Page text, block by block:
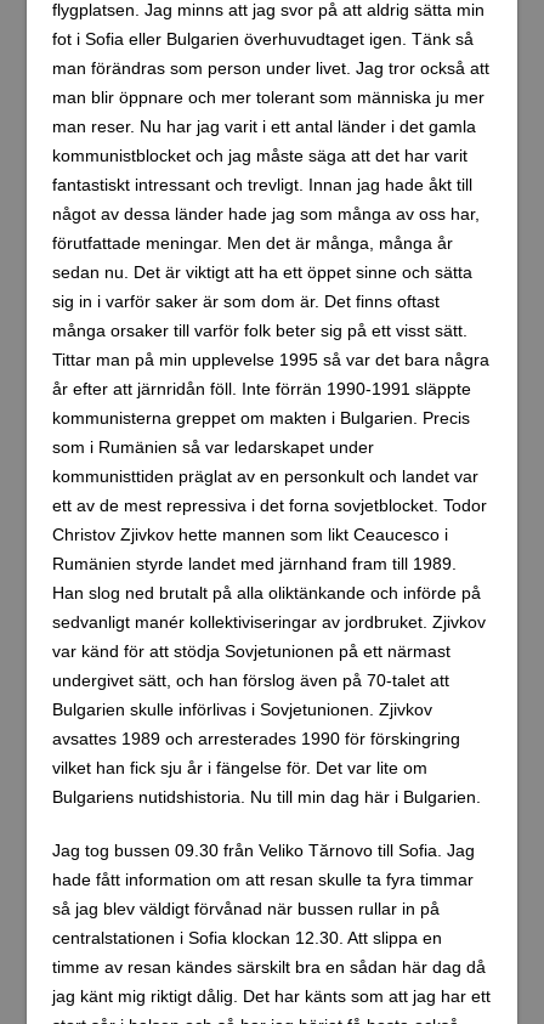
ett av de mest repressiva i det forna sovjetblocket. Todor
Christov Zjivkov hette mannen som likt Ceaucesco i
Rumänien styrde landet med järnhand fram till 1989.
Han slog ned brutalt på alla oliktänkande och införde på
sedvanligt manér kollektiviseringar av jordbruket. Zjivkov
var känd för att stödja Sovjetunionen på ett närmast
undergivet sätt, och han förslog även på 70-talet att
Bulgarien skulle införlivas i Sovjetunionen. Zjivkov
avsattes 1989 och arresterades 1990 för förskingring
vilket han fick sju år i fängelse för. Det var lite om
Bulgariens nutidshistoria. Nu till min dag här i Bulgarien.
Jag tog bussen 09.30 från Veliko Tărnovo till Sofia. Jag
hade fått information om att resan skulle ta fyra timmar
så jag blev väldigt förvånad när bussen rullar in på
centralstationen i Sofia klockan 12.30. Att slippa en
timme av resan kändes särskilt bra en sådan här dag då
jag känt mig riktigt dålig. Det har känts som att jag har ett
stort sår i halsen och så har jag börjat få hosta också.
Men det borde ge sig snart. Det står nu helt klart att jag
drabbats av en lite värre luftvägsinfektion.
Bilder ovan från bussresan mellan Veliko Tărnovo och
Sofia.
fint och läget är fantastiskt, bara en parallellgata till
Sofias långa fina gågata. Efter incheckningen tog jag en
promenad till många av stadens finaste och mest kända
byggnader. Jag gick också till Sofias mes kända
byggnad, Alexander Nevskij-katedralen. Jag tog mig
också en titt inuti katedralen som är riktigt massiv. När